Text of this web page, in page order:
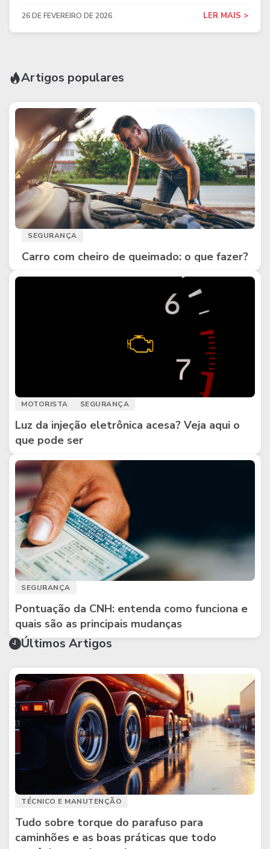
26 DE FEVEREIRO DE 2026 LER MAIS >
Artigos populares
SEGURANÇA
Carro com cheiro de queimado: o que fazer?
MOTORISTA SEGURANÇA
Luz da injeção eletrônica acesa? Veja aqui o
que pode ser
SEGURANÇA
Pontuação da CNH: entenda como funciona e
quais são as principais mudanças
Últimos Artigos
TÉCNICO E MANUTENÇÃO
Tudo sobre torque do parafuso para
caminhões e as boas práticas que todo